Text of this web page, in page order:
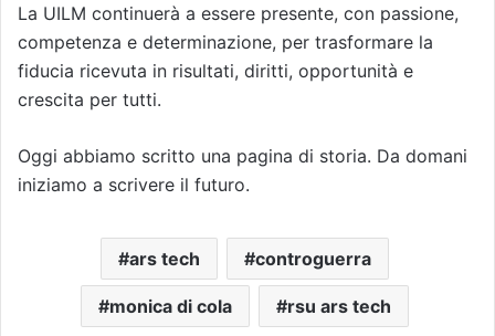
La UILM continuerà a essere presente, con passione,
competenza e determinazione, per trasformare la
fiducia ricevuta in risultati, diritti, opportunità e
crescita per tutti.
Oggi abbiamo scritto una pagina di storia. Da domani
iniziamo a scrivere il futuro.
ars tech controguerra
monica di cola rsu ars tech